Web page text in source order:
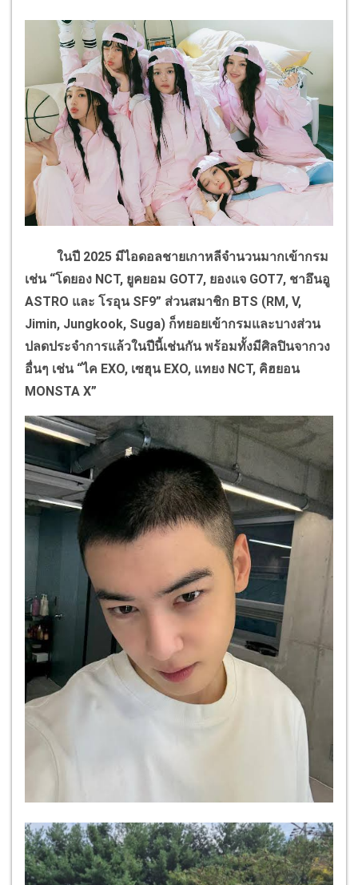
ในปี 2025 มีไอดอลชายเกาหลีจำนวนมากเข้ากรม
เช่น “โดยอง NCT, ยูคยอม GOT7, ยองแจ GOT7, ชาอึนอู
ASTRO และ โรอุน SF9” ส่วนสมาชิก BTS (RM, V,
Jimin, Jungkook, Suga) ก็ทยอยเข้ากรมและบางส่วน
ปลดประจำการแล้วในปีนี้เช่นกัน พร้อมทั้งมีศิลปินจากวง
อื่นๆ เช่น “ไค EXO, เซฮุน EXO, แทยง NCT, คิฮยอน
MONSTA X”